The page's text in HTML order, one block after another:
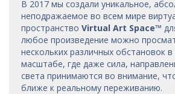
В 2017 мы создали уникальное,
неподражаемое во всем мире
пространство Virtual Art Space™
любое произведение можно
нескольких различных обстановок
масштабе, где даже сила,
света принимаются во внимание,
ближе к реальному переживанию.